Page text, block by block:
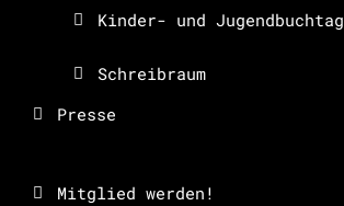
Kinder- und Jugendbuchtag
Schreibraum
Presse
Mitglied werden!